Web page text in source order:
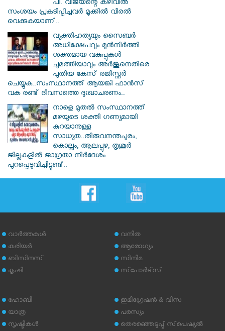
പി. വിജയന്റെ കഴിവില്‍
സംശയം പ്രകടിപ്പിച്ചവര്‍ മൂക്കില്‍ വിരല്‍
വെക്കുകയാണ്..
വ്യക്തിഹത്യയും സൈബര്‍
അധിക്ഷേപവും മുന്‍നിര്‍ത്തി
ശക്തമായ വകുപ്പുകള്‍
ചുമത്തിയാവും അർജുനെതിരെ
പുതിയ കേസ് രജിസ്റ്റര്‍
ചെയ്യുക..സംസ്ഥാനത്ത് ആയങ്കി ഫാൻസ്
വക രണ്ട് ദിവസത്തെ ദുഃഖാചരണം..
നാളെ മുതൽ സംസ്ഥാനത്ത്
മഴയുടെ ശക്തി ഗണ്യമായി
കുറയാനുള്ള
സാധ്യത..തിരുവനന്തപുരം,
കൊല്ലം, ആലപ്പുഴ, തൃശൂർ
ജില്ലകളിൽ ജാഗ്രതാ നിർദേശം
പുറപ്പെടുവിച്ചിട്ടുണ്ട്..
വാര്‍ത്തകള്‍
കരിയര്‍
ബിസിനസ്
കൃഷി
വനിത
ആരോഗ്യം
സിനിമ
സ്‌പോര്‍ട്‌സ്
ഹോബി
യാത്ര
സൃഷ്ടികള്‍
ഇമിഗ്രേഷന്‍ & വിസ
പരസ്യം
തെരഞ്ഞെടുപ്പ് സ്‌പെഷ്യല്‍